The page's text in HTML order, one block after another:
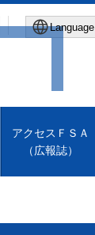
Language
アクセスＦＳＡ
（広報誌）